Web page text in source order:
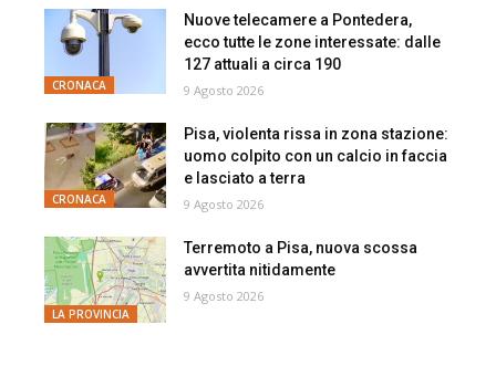
CRONACA
Nuove telecamere a Pontedera,
ecco tutte le zone interessate: dalle
127 attuali a circa 190
9 Agosto 2026
CRONACA
Pisa, violenta rissa in zona stazione:
uomo colpito con un calcio in faccia
e lasciato a terra
9 Agosto 2026
LA PROVINCIA
Terremoto a Pisa, nuova scossa
avvertita nitidamente
9 Agosto 2026